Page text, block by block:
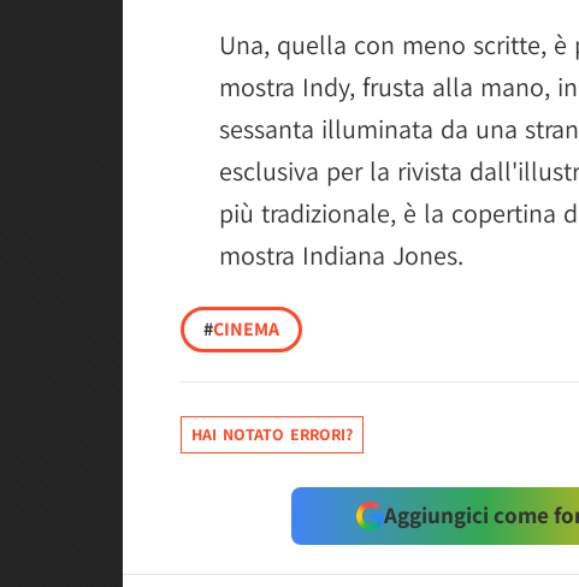
Una, quella con meno scritte,
mostra Indy, frusta alla mano,
sessanta illuminata da una
esclusiva per la rivista
più tradizionale, è la copertina
mostra Indiana Jones.
#CINEMA
HAI NOTATO ERRORI?
Aggiungici come